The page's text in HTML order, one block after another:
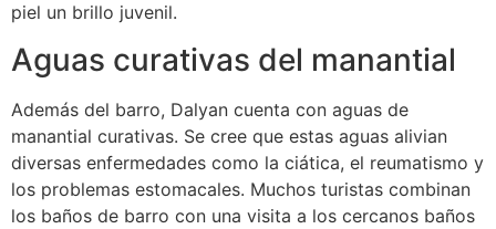
piel un brillo juvenil.
Aguas curativas del manantial
Además del barro, Dalyan cuenta con aguas de
manantial curativas. Se cree que estas aguas alivian
diversas enfermedades como la ciática, el reumatismo y
los problemas estomacales. Muchos turistas combinan
los baños de barro con una visita a los cercanos baños